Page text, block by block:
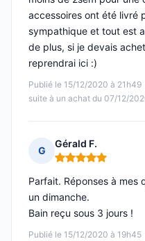
Publié le 15/12/2020 à 21h49
suite à un achat du 07/12/
accessoires ont été livré
sympathique et tout est
de plus, si je devais
reprendrai ici :)
G
Gérald F.
Note : 5 sur 5
Publié le 15/12/2020 à 19h45
Parfait. Réponses à mes
un dimanche.
Bain reçu sous 3 jours !